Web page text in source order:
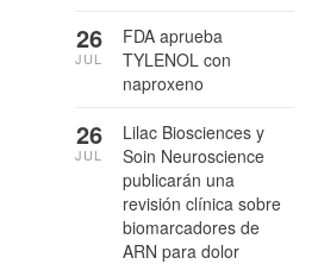
FDA aprueba
TYLENOL con
naproxeno
26
JUL
Lilac Biosciences y
Soin Neuroscience
publicarán una
revisión clínica sobre
biomarcadores de
ARN para dolor
26
JUL